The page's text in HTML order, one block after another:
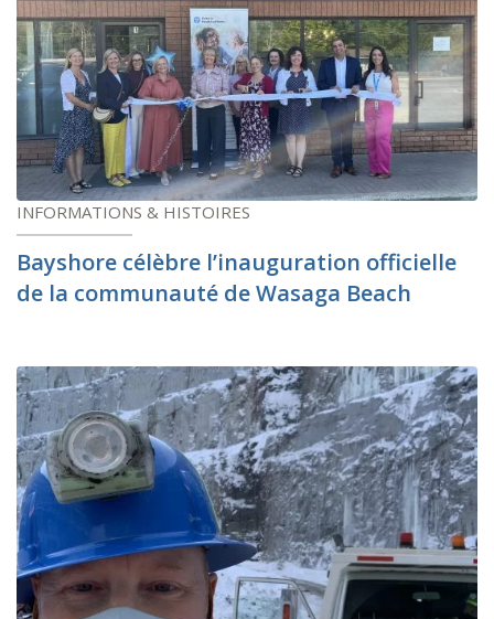
INFORMATIONS & HISTOIRES
Bayshore célèbre l’inauguration officielle
de la communauté de Wasaga Beach